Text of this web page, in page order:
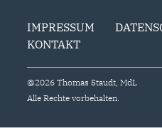
IMPRESSUM
KONTAKT
@2026 Thomas Staudt, MdL
Alle Rechte vorbehalten.